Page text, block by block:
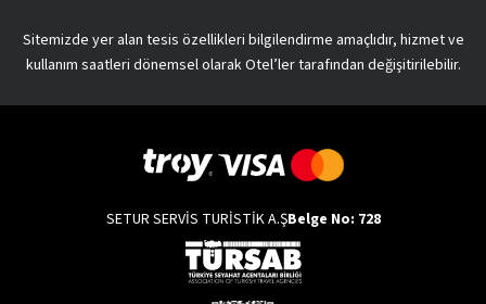
Sitemizde yer alan tesis özellikleri bilgilendirme amaçlıdır, hizmet ve
kullanım saatleri dönemsel olarak Otel’ler tarafından değişitirilebilir.
SETUR SERVİS TURİSTİK A.ŞBelge No: 728